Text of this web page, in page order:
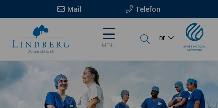
Mail Telefon
MENU
DE